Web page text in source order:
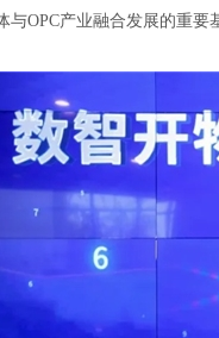
与OPC产业融合发展的重